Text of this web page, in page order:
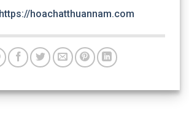
https://hoachatthuannam.com